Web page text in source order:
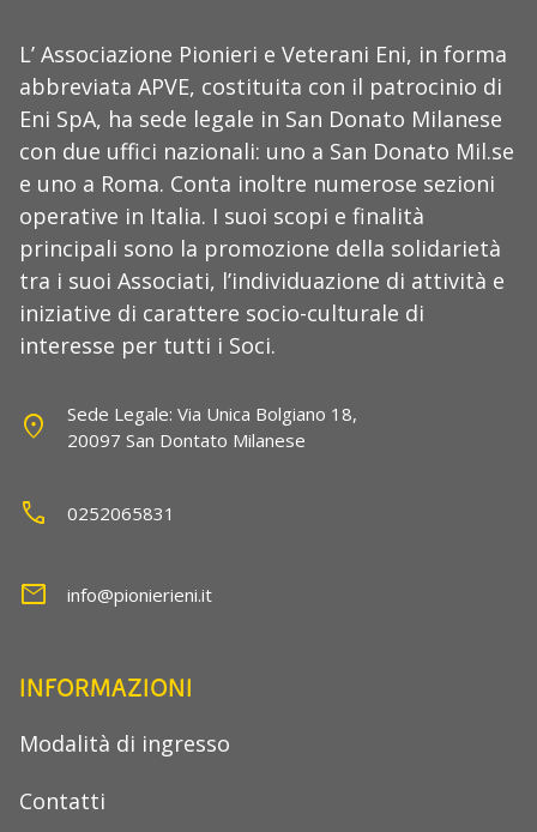
L’ Associazione Pionieri e Veterani Eni, in forma
abbreviata APVE, costituita con il patrocinio di
Eni SpA, ha sede legale in San Donato Milanese
con due uffici nazionali: uno a San Donato Mil.se
e uno a Roma. Conta inoltre numerose sezioni
operative in Italia. I suoi scopi e finalità
principali sono la promozione della solidarietà
tra i suoi Associati, l’individuazione di attività e
iniziative di carattere socio-culturale di
interesse per tutti i Soci.
location_on
Sede Legale: Via Unica Bolgiano 18,
20097 San Dontato Milanese
call 0252065831
mail info@pionierieni.it
INFORMAZIONI
Modalità di ingresso
Contatti